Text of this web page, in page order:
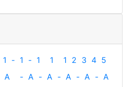
1 - 1 - 1 1 1 2 3 4 5
A - A - A - A - A - A